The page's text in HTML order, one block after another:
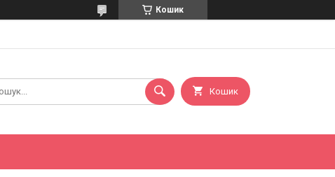
Кошик
Кошик